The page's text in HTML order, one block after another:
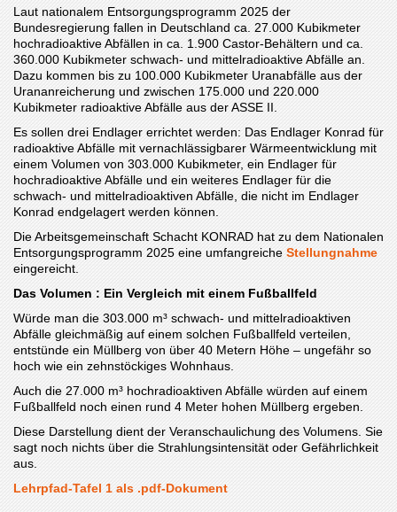
Laut nationalem Entsorgungsprogramm 2025 der
Bundesregierung fallen in Deutschland ca. 27.000 Kubikmeter
hochradioaktive Abfällen in ca. 1.900 Castor-Behältern und ca.
360.000 Kubikmeter schwach- und mittelradioaktive Abfälle an.
Dazu kommen bis zu 100.000 Kubikmeter Uranabfälle aus der
Urananreicherung und zwischen 175.000 und 220.000
Kubikmeter radioaktive Abfälle aus der ASSE II.
Es sollen drei Endlager errichtet werden: Das Endlager Konrad für
radioaktive Abfälle mit vernachlässigbarer Wärmeentwicklung mit
einem Volumen von 303.000 Kubikmeter, ein Endlager für
hochradioaktive Abfälle und ein weiteres Endlager für die
schwach- und mittelradioaktiven Abfälle, die nicht im Endlager
Konrad endgelagert werden können.
Die Arbeitsgemeinschaft Schacht KONRAD hat zu dem Nationalen
Entsorgungsprogramm 2025 eine umfangreiche Stellungnahme
eingereicht.
Das Volumen : Ein Vergleich mit einem Fußballfeld
Würde man die 303.000 m³ schwach- und mittelradioaktiven
Abfälle gleichmäßig auf einem solchen Fußballfeld verteilen,
entstünde ein Müllberg von über 40 Metern Höhe – ungefähr so
hoch wie ein zehnstöckiges Wohnhaus.
Auch die 27.000 m³ hochradioaktiven Abfälle würden auf einem
Fußballfeld noch einen rund 4 Meter hohen Müllberg ergeben.
Diese Darstellung dient der Veranschaulichung des Volumens. Sie
sagt noch nichts über die Strahlungsintensität oder Gefährlichkeit
aus.
Lehrpfad-Tafel 1 als .pdf-Dokument